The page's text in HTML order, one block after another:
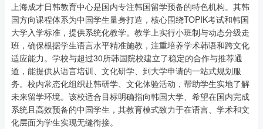
上海成才日韩教育中心是国内专注韩国留学预备的特色机构。其韩
国方向课程体系为中国学生量身打造，核心围绕TOPIK考试和韩国
大学入学标准，提供系统化教学。教学上实行小班制与动态分级走
班，确保根据学生语言水平精准施教，注重培养学术韩语和跨文化
适应能力。学校与超过30所韩国院校建立了稳定的合作与推荐通
道，能提供从语言培训、文化研学、到大学申请的一站式规划服
务。校内常态化组织赴韩研学、文化体验活动，帮助学生实地了解
未来留学环境。该校适合目标明确指向韩国大学、希望在国内完成
系统且高效预备的中国学生，其教育模式致力于在语言、学术和文
化层面为学生实现无缝衔接。